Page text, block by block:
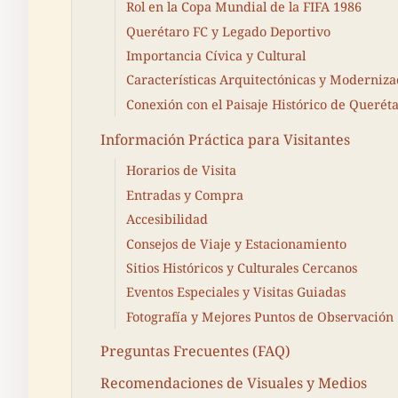
Rol en la Copa Mundial de la FIFA 1986
Querétaro FC y Legado Deportivo
Importancia Cívica y Cultural
Características Arquitectónicas y
Conexión con el Paisaje Histórico de
Información Práctica para Visitantes
Horarios de Visita
Entradas y Compra
Accesibilidad
Consejos de Viaje y Estacionamiento
Sitios Históricos y Culturales Cercanos
Eventos Especiales y Visitas Guiadas
Fotografía y Mejores Puntos de Observación
Preguntas Frecuentes (FAQ)
Recomendaciones de Visuales y Medios